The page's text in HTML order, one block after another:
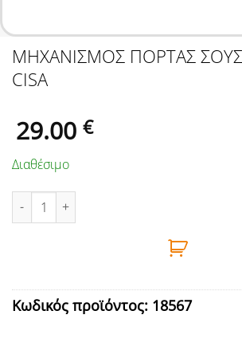
ΜΗΧΑΝΙΣΜΟΣ ΠΟΡΤΑΣ
CISA
29.00 €
Διαθέσιμο
ΜΗΧΑΝΙΣΜΟΣ ΠΟΡΤΑΣ ΣΟΥΣΤΑ ΛΕΥΚΗ CISA
Κωδικός προϊόντος: 18567